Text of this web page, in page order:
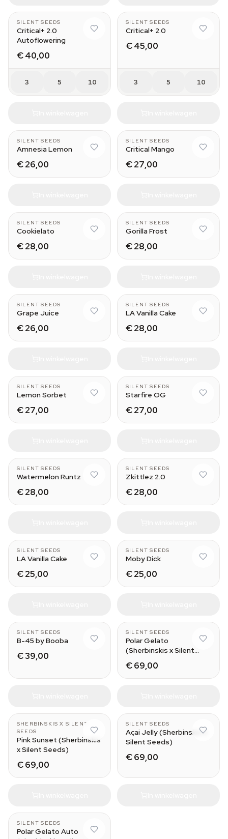
SILENT SEEDS
Critical+ 2.0
Autoflowering
€ 40,00
3 5 10
SILENT SEEDS
Critical+ 2.0
€ 45,00
3 5 10
SILENT SEEDS
Amnesia Lemon
€ 26,00
SILENT SEEDS
Critical Mango
€ 27,00
SILENT SEEDS
Cookielato
€ 28,00
SILENT SEEDS
Gorilla Frost
€ 28,00
SILENT SEEDS
Grape Juice
€ 26,00
SILENT SEEDS
LA Vanilla Cake
€ 28,00
SILENT SEEDS
Lemon Sorbet
€ 27,00
SILENT SEEDS
Starfire OG
€ 27,00
SILENT SEEDS
Watermelon Runtz
€ 28,00
SILENT SEEDS
Zkittlez 2.0
€ 28,00
SILENT SEEDS
LA Vanilla Cake
€ 25,00
SILENT SEEDS
Moby Dick
€ 25,00
SILENT SEEDS
B-45 by Booba
€ 39,00
SILENT SEEDS
Polar Gelato
(Sherbinskis x Silent
€ 69,00
SHERBINSKIS X SILENT
SEEDS
Pink Sunset (Sherbinskis
x Silent Seeds)
€ 69,00
SILENT SEEDS
Açai Jelly (Sherbinskis x
Silent Seeds)
€ 69,00
SILENT SEEDS
Polar Gelato Auto